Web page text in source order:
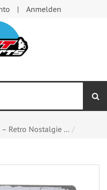
Anmelden
Retro Nostalgie ...